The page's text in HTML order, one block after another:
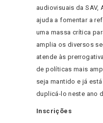
audiovisuais da SAV,
ajuda a fomentar a
uma massa crítica
amplia os diversos
atende às
de políticas mais
seja mantido e já
duplicá-lo neste ano
Inscrições